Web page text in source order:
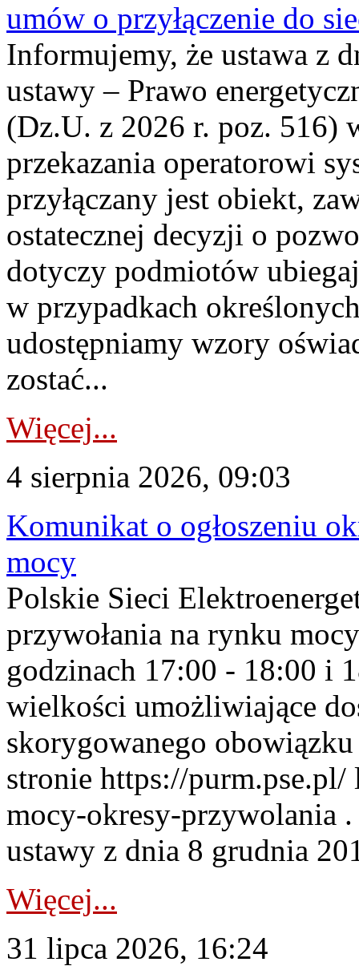
umów o przyłączenie do
Informujemy, że ustawa z
ustawy – Prawo
(Dz.U. z 2026 r. poz. 516)
przekazania operatorowi
przyłączany jest obiekt,
ostatecznej decyzji o
dotyczy podmiotów
w przypadkach
udostępniamy wzory
zostać...
Więcej...
4 sierpnia 2026, 09:03
Komunikat o ogłoszeniu
mocy
Polskie Sieci
przywołania na rynku
godzinach 17:00 - 18:00 i
wielkości umożliwiające
skorygowanego
stronie https://
mocy-okresy-przywolania
ustawy z dnia 8 grudnia
Więcej...
31 lipca 2026, 16:24